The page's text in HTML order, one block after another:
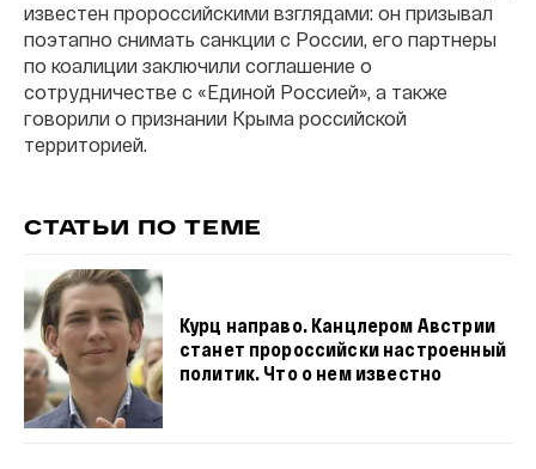
известен пророссийскими взглядами: он призывал
поэтапно снимать санкции с России, его партнеры
по коалиции заключили соглашение о
сотрудничестве с «Единой Россией», а также
говорили о признании Крыма российской
территорией.
СТАТЬИ ПО ТЕМЕ
Курц направо. Канцлером Австрии
станет пророссийски настроенный
политик. Что о нем известно